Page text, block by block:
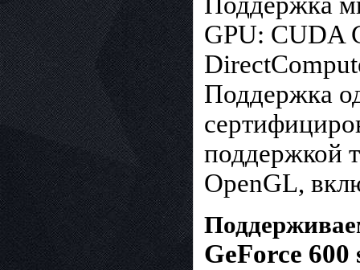
GPU: CUDA
Поддержка
поддержкой
OpenGL,
GeForce 600